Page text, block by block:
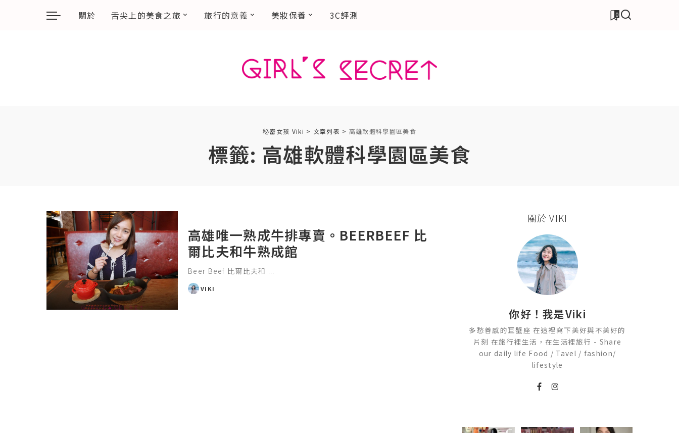
關於 舌尖上的美食之旅 旅行的意義 美妝保養 3C評測 0
秘密女孩 Viki > 文章列表 > 高雄軟體科學園區美食
標籤: 高雄軟體科學園區美食
高雄唯一熟成牛排專賣。BEERBEEF 比
爾比夫和牛熟成館
Beer Beef 比爾比夫和 ...
POSTED
VIKI
關於 VIKI
你好！我是Viki
多愁善感的巨蟹座 在這裡寫下美好與不美好的
片刻 在旅行裡生活，在生活裡旅行 - Share
our daily life Food / Tavel / fashion/
lifestyle